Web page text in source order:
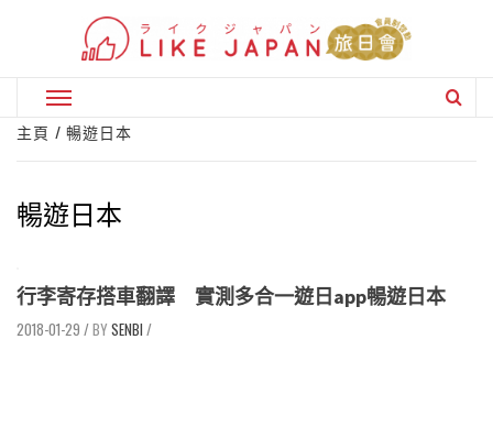
Primary
Menu
主頁 暢遊日本
暢遊日本
行李寄存搭車翻譯 實測多合一遊日app暢遊日本
2018-01-29 / SENBI /